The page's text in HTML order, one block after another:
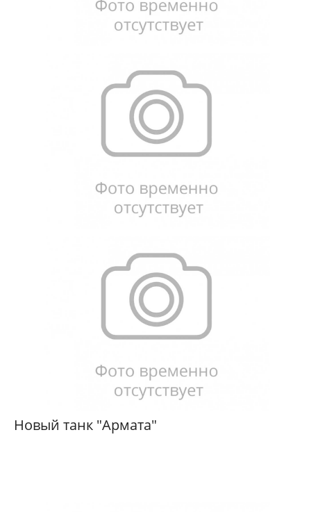
Новый танк "Армата"